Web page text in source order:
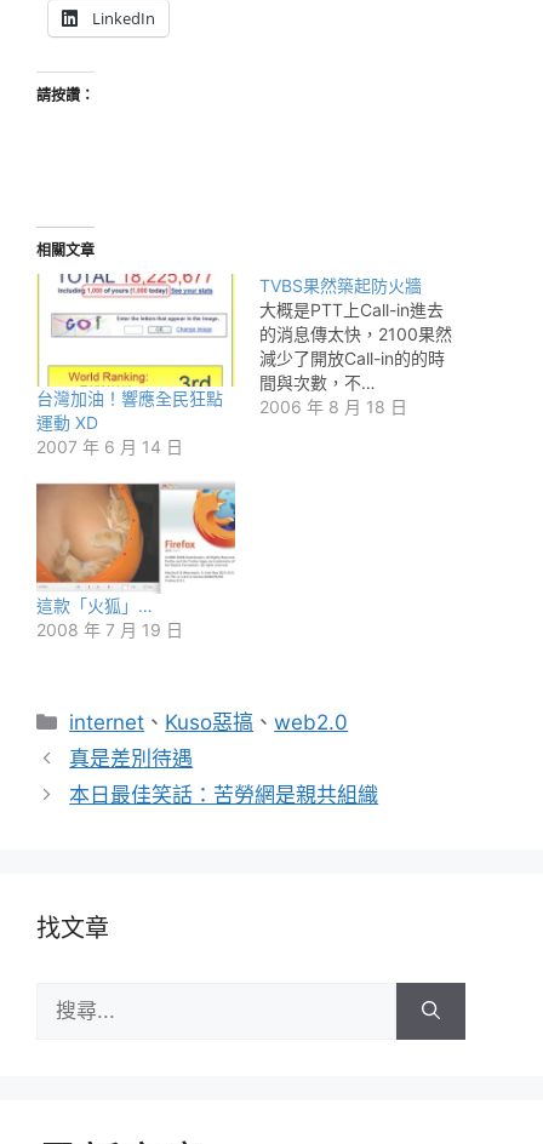
LinkedIn
請按讚：
相關文章
台灣加油！響應全民狂點
運動 XD
2007 年 6 月 14 日
TVBS果然築起防火牆
大概是PTT上Call-in進去
的消息傳太快，2100果然
減少了開放Call-in的的時
間與次數，不…
2006 年 8 月 18 日
這款「火狐」…
2008 年 7 月 19 日
分
類
internet 、 Kuso惡搞 、web2.0
真是差別待遇
本日最佳笑話：苦勞網是親共組織
找文章
尋: